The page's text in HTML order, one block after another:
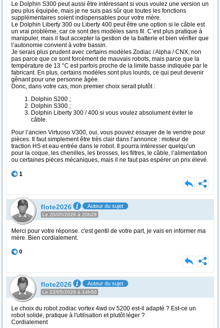
Le Dolphin S300 peut aussi être intéressant si vous voulez une version un
peu plus équipée, mais je ne suis pas sûr que toutes les fonctions
supplémentaires soient indispensables pour votre mère.
Le Dolphin Liberty 300 ou Liberty 400 peut être une option si le câble est
un vrai problème, car ce sont des modèles sans fil. C’est plus pratique à
manipuler, mais il faut accepter la gestion de la batterie et bien vérifier que
l’autonomie convient à votre bassin.
Je serais plus prudent avec certains modèles Zodiac / Alpha / CNX, non
pas parce que ce sont forcément de mauvais robots, mais parce que la
température de 13 °C est parfois proche de la limite basse indiquée par le
fabricant. En plus, certains modèles sont plus lourds, ce qui peut devenir
gênant pour une personne âgée.
Donc, dans votre cas, mon premier choix serait plutôt :
Dolphin S200 ;
Dolphin S300 ;
Dolphin Liberty 300 / 400 si vous voulez absolument éviter le
câble.
Pour l’ancien Virtuoso V300, oui, vous pouvez essayer de le vendre pour
pièces. Il faut simplement être très clair dans l’annonce : moteur de
traction HS et eau entrée dans le robot. Il pourra intéresser quelqu’un
pour la coque, les chenilles, les brosses, les filtres, le câble, l’alimentation
ou certaines pièces mécaniques, mais il ne faut pas espérer un prix élevé.
1
flote2026 Auteur du sujet
Le 20/05/2026 à 20h28
Merci pour votre réponse. c'est gentil de votre part, je vais en informer ma
mère. Bien cordialement.
0
flote2026 Auteur du sujet
Le 22/05/2026 à 14h50
Le choix du robot zodiac vortex 4wd ov 5200 est-il adapté ? Est-ce un
robot solide, pratique à l'utilisation et plutôt léger ?
Cordialement